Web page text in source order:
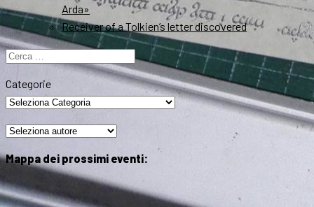
Arda»
Receiver of a Tolkien’s letter discovered
Ricerca
Categorie
Mappa dei prossimi eventi: